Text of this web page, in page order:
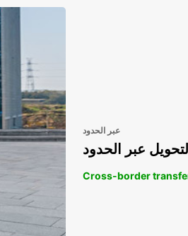
عبر الحدود
عبر الحدود
Cross-border